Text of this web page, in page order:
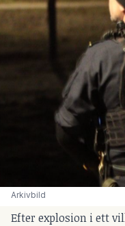
Arkivbild
Efter explosion i ett